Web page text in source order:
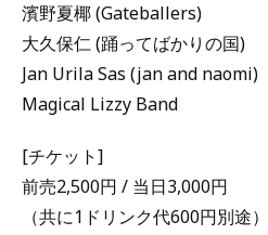
濱野夏椰 (Gateballers)
大久保仁 (踊ってばかりの国)
Jan Urila Sas (jan and naomi)
Magical Lizzy Band
[チケット]
前売2,500円 / 当日3,000円
（共に1ドリンク代600円別途）